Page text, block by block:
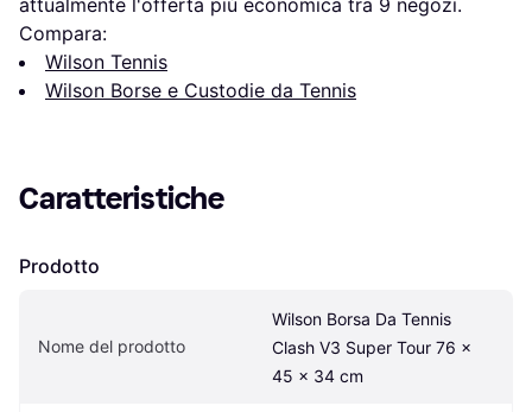
attualmente l'offerta più economica tra 9 negozi.
Compara:
Wilson Tennis
Wilson Borse e Custodie da Tennis
Caratteristiche
Prodotto
Nome del prodotto
Wilson Borsa Da Tennis
Clash V3 Super Tour 76 x
45 x 34 cm